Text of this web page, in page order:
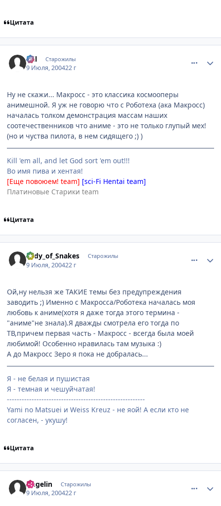
Цитата
Stil Старожилы
9 Июля, 200422 г
Ну не скажи... Макросс - это классика космооперы
анимешной. Я уж не говорю что с Роботеха (ака Макросс)
началась толком демонстрация массам наших
соотечественников что аниме - это не только глупый мех!
(но и чуства пилота, в нем сидящего ;) )
Kill 'em all, and let God sort 'em out!!!
Во имя пива и хентая!
[Еще повоюем! team] [sci-Fi Hentai team]
Платиновые Старики team
Цитата
Lady_of_Snakes Старожилы
9 Июля, 200422 г
Ой,ну нельзя же ТАКИЕ темы без предупреждения
заводить ;) Именно с Макросса/Роботека началась моя
любовь к аниме(хотя я даже тогда этого термина -
"аниме"не знала).Я дважды смотрела его тогда по
ТВ,причем первая часть - Макросс - всегда была моей
любимой! Особенно нравилась там музыка :)
А до Макросс Зеро я пока не добралась...
Я - не белая и пушистая
Я - темная и чешуйчатая!
--------------------------------------------------------
Yami no Matsuei и Weiss Kreuz - не яой! А если кто не
согласен, - укушу!
Цитата
Angelin Старожилы
9 Июля, 200422 г